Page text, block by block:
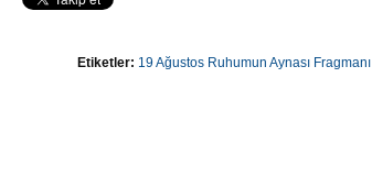
Etiketler: 19 Ağustos Ruhumun Aynası Fragmanı